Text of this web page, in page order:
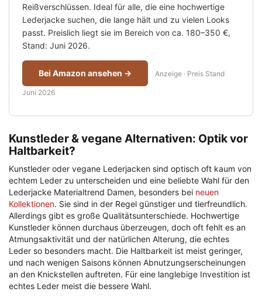
Reißverschlüssen. Ideal für alle, die eine hochwertige
Lederjacke suchen, die lange hält und zu vielen Looks
passt. Preislich liegt sie im Bereich von ca. 180–350 €,
Stand: Juni 2026.
Bei Amazon ansehen → Anzeige · Preis Stand
Juni 2026
Kunstleder & vegane Alternativen: Optik vor
Haltbarkeit?
Kunstleder oder vegane Lederjacken sind optisch oft kaum von
echtem Leder zu unterscheiden und eine beliebte Wahl für den
Lederjacke Materialtrend Damen, besonders bei neuen
Kollektionen. Sie sind in der Regel günstiger und tierfreundlich.
Allerdings gibt es große Qualitätsunterschiede. Hochwertige
Kunstleder können durchaus überzeugen, doch oft fehlt es an
Atmungsaktivität und der natürlichen Alterung, die echtes
Leder so besonders macht. Die Haltbarkeit ist meist geringer,
und nach wenigen Saisons können Abnutzungserscheinungen
an den Knickstellen auftreten. Für eine langlebige Investition ist
echtes Leder meist die bessere Wahl.